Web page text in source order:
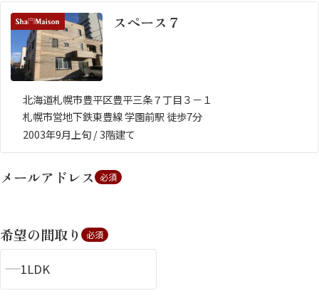
九州
市区郡・路線・駅から探す
通勤・通学時間から探す
人気のカテゴリから探す
シャーメゾンとは
スペース７
北海道札幌市豊平区豊平三条７丁目３－１
札幌市営地下鉄東豊線 学園前駅 徒歩7分
2003年9月上旬 / 3階建て
メールアドレス 必須
希望の間取り 必須
1LDK